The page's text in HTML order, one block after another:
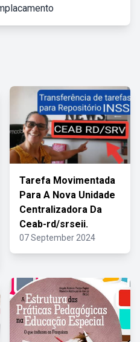
Tarefa Movimentada
Para A Nova Unidade
Centralizadora Da
Ceab-rd/srseii.
07 September 2024